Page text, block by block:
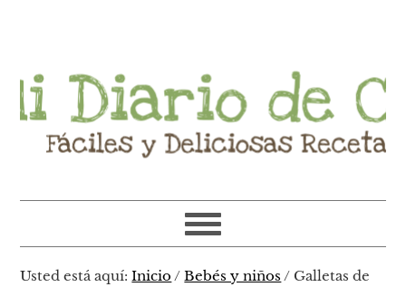
principal
principal
barra
lateral
primaria
de
página
Usted está aquí:Inicio / Bebés y niños / Galletas de